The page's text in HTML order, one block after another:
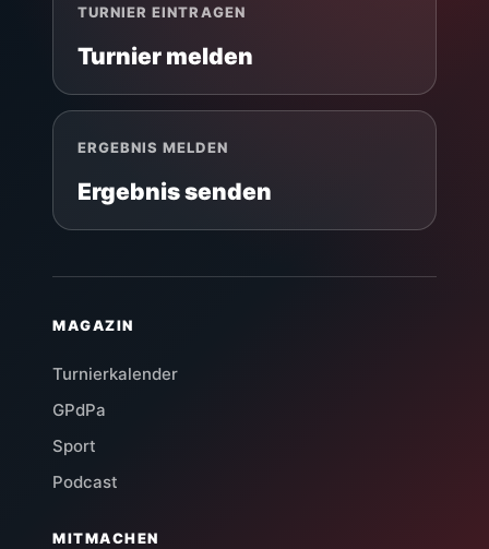
TURNIER EINTRAGEN
Turnier melden
ERGEBNIS MELDEN
Ergebnis senden
MAGAZIN
Turnierkalender
GPdPa
Sport
Podcast
MITMACHEN